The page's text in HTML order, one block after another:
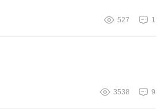
1
527
9
3538